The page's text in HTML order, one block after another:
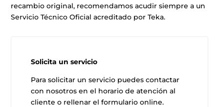
recambio original, recomendamos acudir siempre a un
Servicio Técnico Oficial acreditado por Teka.
Solicita un servicio
Para solicitar un servicio puedes contactar
con nosotros en el horario de atención al
cliente o rellenar el formulario online.